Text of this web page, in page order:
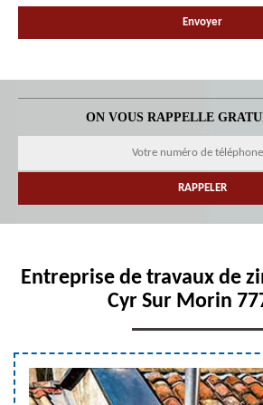
ON VOUS RAPPELLE
Entreprise de travaux de
Cyr Sur Morin